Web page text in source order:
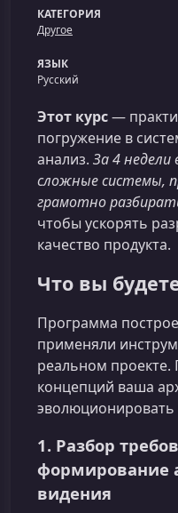
КАТЕГОРИЯ
Другое
ЯЗЫК
Русский
Этот курс—
погружение в
анализ. За 4
сложные системы,
грамотно
чтобы ускорять
качество продукта.
Что вы
Программа
применяли
реальном
концепций ваша
эволюционировать
1. Разбор
формирование
видения